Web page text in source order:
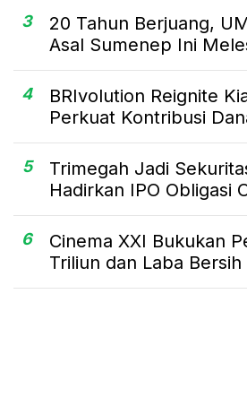
3
20 Tahun Berjuang,
Asal Sumenep Ini
4
BRIvolution Reignite
Perkuat Kontribusi
5
Trimegah Jadi
Hadirkan IPO Obligasi
6
Cinema XXI Bukukan
Triliun dan Laba Bersih